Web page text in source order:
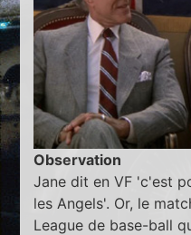
Observation
Jane dit en VF 'c'est
les Angels'. Or, le
League de base-ball